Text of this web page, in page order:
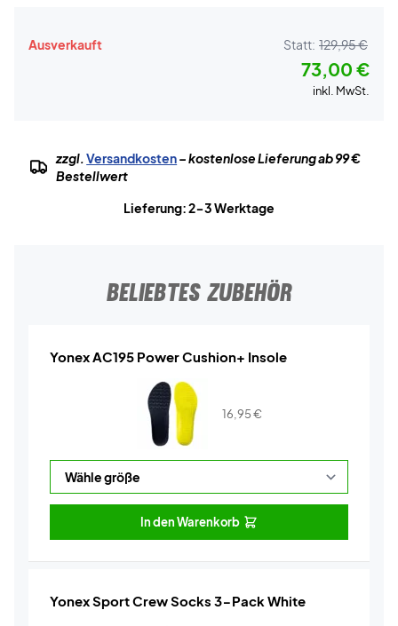
Ausverkauft Statt: 129,95 €
73,00 €
inkl. MwSt.
zzgl.Versandkosten– kostenlose Lieferung ab 99 €
Bestellwert
Lieferung: 2-3 Werktage
BELIEBTES ZUBEHÖR
Yonex AC195 Power Cushion+ Insole
16,95€
In den Warenkorb
Yonex Sport Crew Socks 3-Pack White